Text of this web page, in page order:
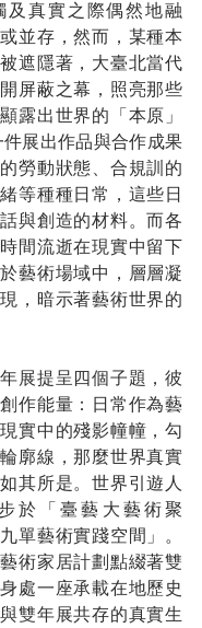
及真實之際偶然地融
並存，然而，某種本
遮隱著，大臺北當代
屏蔽之幕，照亮那些
露出世界的「本原」
件展出作品與合作成果
勞動狀態、合規訓的
等種種日常，這些日
與創造的材料。而各
間流逝在現實中留下
藝術場域中，層層凝
，暗示著藝術世界的
展提呈四個子題，彼
作能量：日常作為藝
實中的殘影幢幢，勾
廓線，那麼世界真實
其所是。世界引遊人
於「臺藝大藝術聚
單藝術實踐空間」。
術家居計劃點綴著雙
處一座承載在地歷史
雙年展共存的真實生